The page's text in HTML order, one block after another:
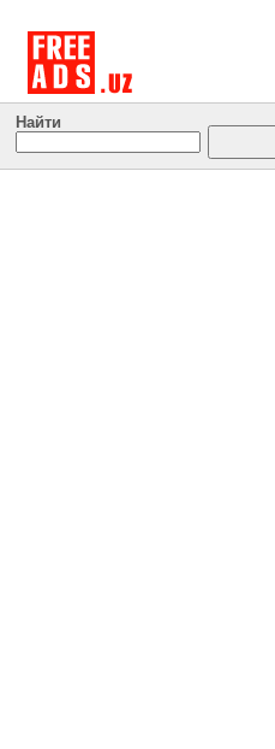
Найти